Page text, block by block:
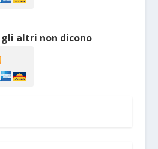
gli altri non dicono